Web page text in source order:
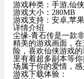
游戏种类：手游,仙
游戏大小：280MB
游戏支持：安卓,苹果
详情介绍
尘缘-青石传是一款
精美的游戏画面，
险，喜欢仙侠游戏
里有着超多副本等
场属于你的爱情，感
游戏下载体验：